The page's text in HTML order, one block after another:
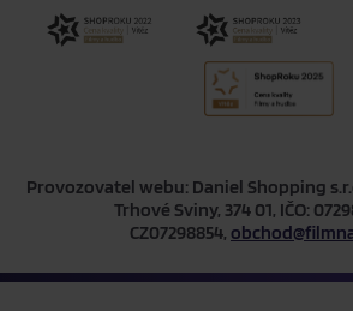
Provozovatel webu: Daniel Shopping
Trhové Sviny, 374 01, IČO:
CZ07298854,